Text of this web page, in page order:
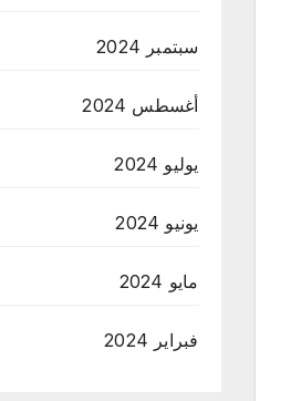
سبتمبر 2024
أغسطس 2024
يوليو 2024
يونيو 2024
مايو 2024
فبراير 2024